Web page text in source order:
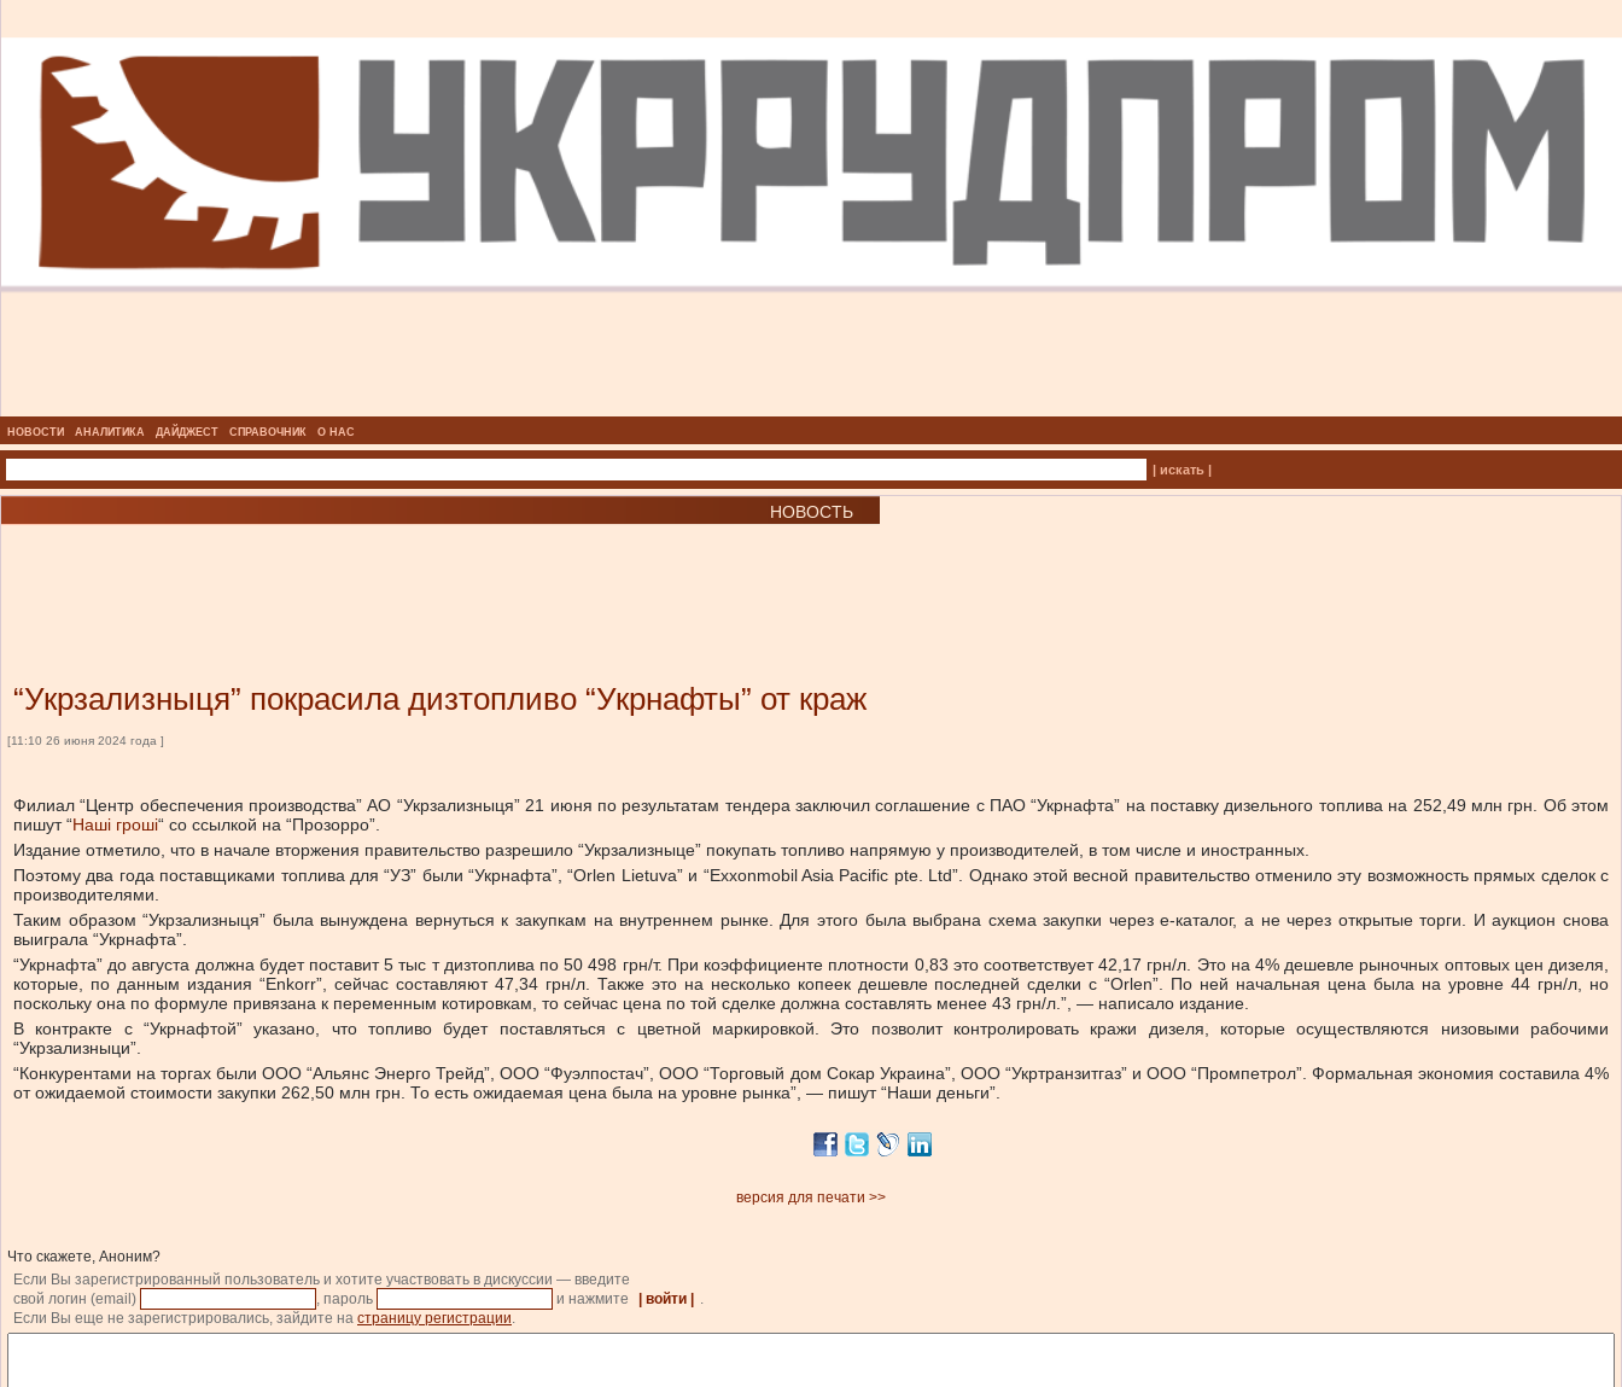
НОВОСТИ АНАЛИТИКА ДАЙДЖЕСТ СПРАВОЧНИК О НАС
| искать |
НОВОСТЬ
“Укрзализныця” покрасила дизтопливо “Укрнафты” от краж
[11:10 26 июня 2024 года ]
Филиал “Центр обеспечения производства” АО “Укрзализныця” 21 июня по результатам тендера заключил соглашение с ПАО “Укрнафта” на поставку дизельного топлива на 252,49 млн грн. Об этом
пишут “Наші гроші“ со ссылкой на “Прозорро”.
Издание отметило, что в начале вторжения правительство разрешило “Укрзализныце” покупать топливо напрямую у производителей, в том числе и иностранных.
Поэтому два года поставщиками топлива для “УЗ” были “Укрнафта”, “Orlen Lietuva” и “Exxonmobil Asia Pacific pte. Ltd”. Однако этой весной правительство отменило эту возможность прямых сделок с
производителями.
Таким образом “Укрзализныця” была вынуждена вернуться к закупкам на внутреннем рынке. Для этого была выбрана схема закупки через е-каталог, а не через открытые торги. И аукцион снова
выиграла “Укрнафта”.
“Укрнафта” до августа должна будет поставит 5 тыс т дизтоплива по 50 498 грн/т. При коэффициенте плотности 0,83 это соответствует 42,17 грн/л. Это на 4% дешевле рыночных оптовых цен дизеля,
которые, по данным издания “Enkorr”, сейчас составляют 47,34 грн/л. Также это на несколько копеек дешевле последней сделки с “Orlen”. По ней начальная цена была на уровне 44 грн/л, но
поскольку она по формуле привязана к переменным котировкам, то сейчас цена по той сделке должна составлять менее 43 грн/л.”, — написало издание.
В контракте с “Укрнафтой” указано, что топливо будет поставляться с цветной маркировкой. Это позволит контролировать кражи дизеля, которые осуществляются низовыми рабочими
“Укрзализныци”.
“Конкурентами на торгах были ООО “Альянс Энерго Трейд”, ООО “Фуэлпостач”, ООО “Торговый дом Сокар Украина”, ООО “Укртранзитгаз” и ООО “Промпетрол”. Формальная экономия составила 4%
от ожидаемой стоимости закупки 262,50 млн грн. То есть ожидаемая цена была на уровне рынка”, — пишут “Наши деньги”.
версия для печати >>
Что скажете, Аноним?
Если Вы зарегистрированный пользователь и хотите участвовать в дискуссии — введите
свой логин (email)
, пароль и нажмите | войти |
.
Если Вы еще не зарегистрировались, зайдите на страницу регистрации.